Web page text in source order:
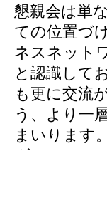
懇親会は単
ての位置づ
ネスネット
と認識して
も更に交流
う、より一
まいります
ダナオへの